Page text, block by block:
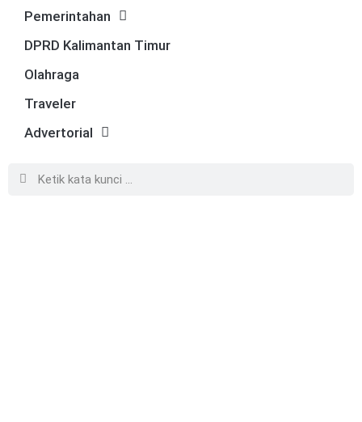
Pemerintahan
DPRD Kalimantan Timur
Olahraga
Traveler
Advertorial